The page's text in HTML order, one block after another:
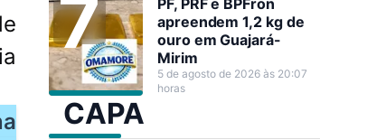
PF, PRF e BPFron
apreendem 1,2 kg de
ouro em Guajará-
Mirim
5 de agosto de 2026 às 20:07
horas
CAPA